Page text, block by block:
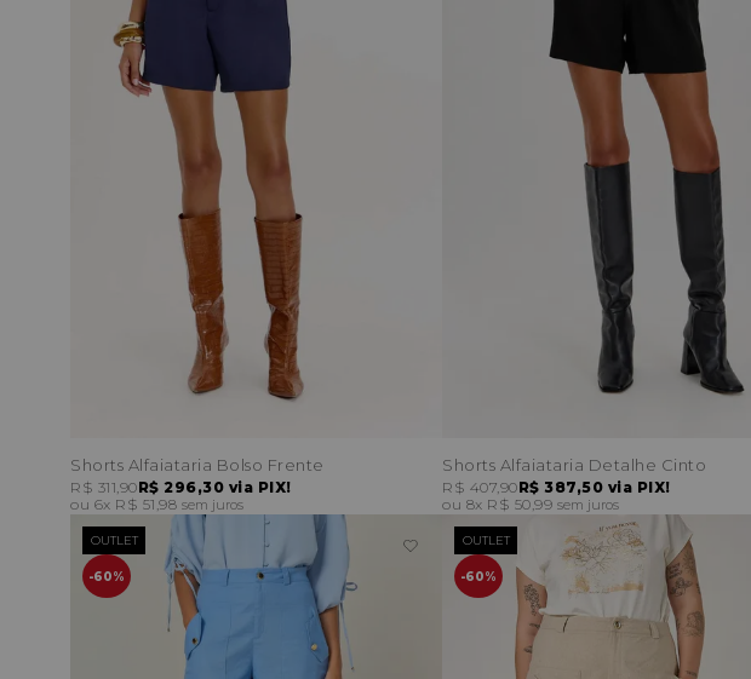
Shorts Alfaiataria Bolso Frente
R$ 296,30 via PIX!
R$ 311,90
6x R$ 51,98 sem juros
Shorts Alfaiataria Detalhe Cinto
R$ 387,50 via PIX!
R$ 407,90
8x R$ 50,99 sem juros
60%
OUTLET
60%
OUTLET